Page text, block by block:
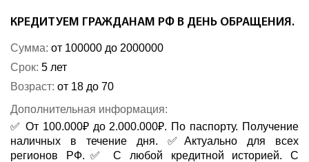
КРЕДИТУЕМ ГРАЖДАНАМ РФ В ДЕНЬ ОБРАЩЕНИЯ.
Сумма: от 100000 до 2000000
Срок: 5 лет
Возраст: от 18 до 70
Дополнительная информация:
✅ От 100.000₽ до 2.000.000₽. По паспорту. Получение
наличных в течение дня. ✅Актуально для всех
регионов РФ.✅ С любой кредитной историей. С